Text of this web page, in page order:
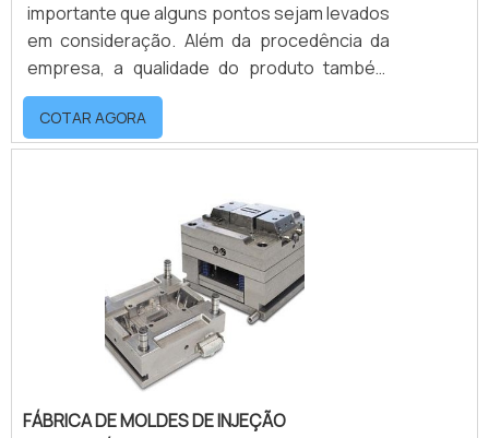
importante que alguns pontos sejam levados
em consideração. Além da procedência da
empresa, a qualidade do produto também
precisa ser levada em consideração.A
empresa precisa garantir as características
das peças, implicando na sua funcionalidade
e de brinquedo utilizam peças projetadas
feitas a partir de um moldes.Vantagens que a
empresa oferece ao cliente Equipe de
COTAR AGORA
FÁBRICA DE MOLDES DE INJEÇÃO